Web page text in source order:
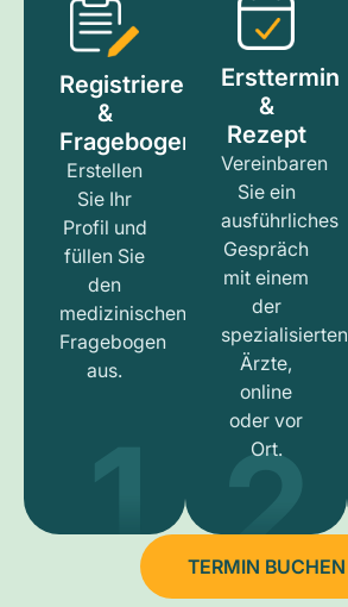
Registrieren
&
Fragebogen
Erstellen
Sie Ihr
Profil und
füllen Sie
den
medizinischen
Fragebogen
aus.
1
Ersttermin
&
Rezept
Vereinbaren
Sie ein
ausführliches
Gespräch
mit einem
der
spezialisierten
Ärzte,
online
oder vor
Ort.
2
TERMIN BUCHEN